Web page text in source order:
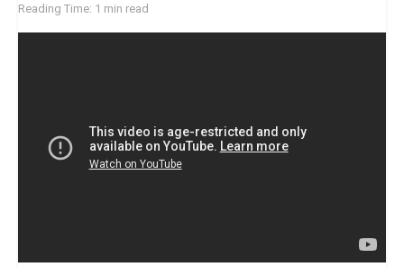
Reading Time: 1 min read